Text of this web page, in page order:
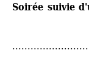
Soirée suivie